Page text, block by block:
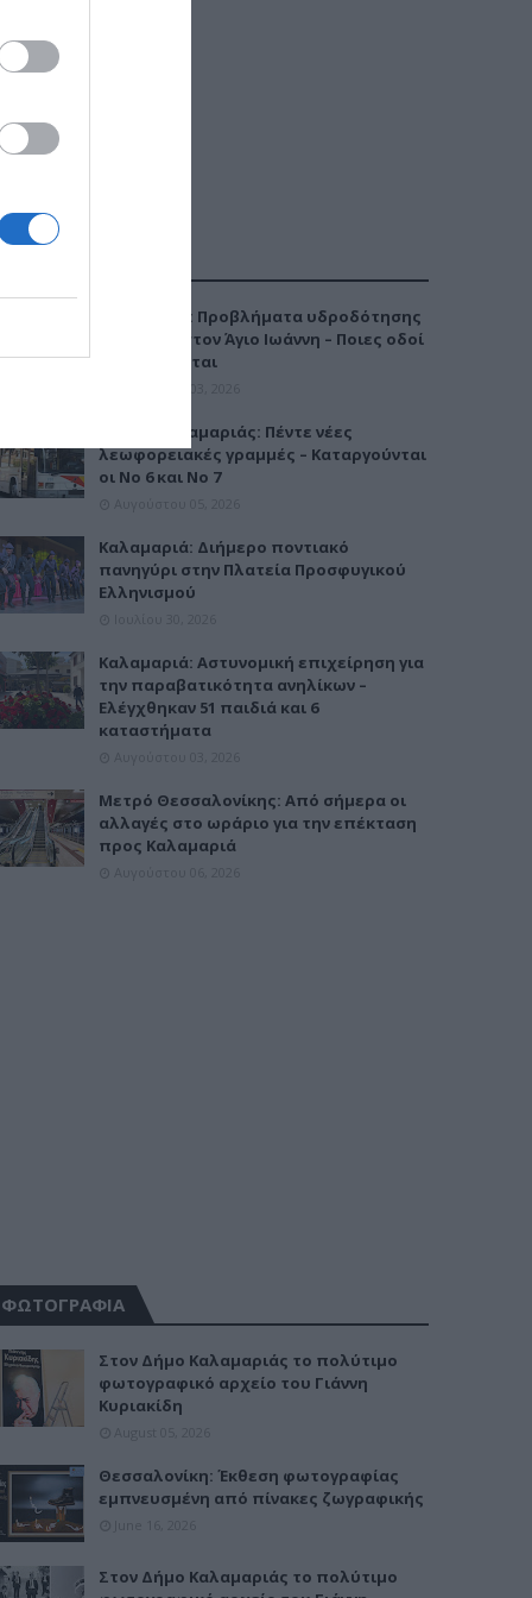
Καλαμαριά: Προβλήματα υδροδότησης
την Τρίτη στον Άγιο Ιωάννη – Ποιες οδοί
επηρεάζονται
Μετρό Καλαμαριάς: Πέντε νέες
λεωφορειακές γραμμές – Καταργούνται
οι Νο 6 και Νο 7
Καλαμαριά: Διήμερο ποντιακό
πανηγύρι στην Πλατεία Προσφυγικού
Ελληνισμού
Καλαμαριά: Αστυνομική επιχείρηση για
την παραβατικότητα ανηλίκων –
Ελέγχθηκαν 51 παιδιά και 6
καταστήματα
Μετρό Θεσσαλονίκης: Από σήμερα οι
αλλαγές στο ωράριο για την επέκταση
προς Καλαμαριά
ΦΩΤΟΓΡΑΦΙΑ
Στον Δήμο Καλαμαριάς το πολύτιμο
φωτογραφικό αρχείο του Γιάννη
Κυριακίδη
Θεσσαλονίκη: Έκθεση φωτογραφίας
εμπνευσμένη από πίνακες ζωγραφικής
Στον Δήμο Καλαμαριάς το πολύτιμο